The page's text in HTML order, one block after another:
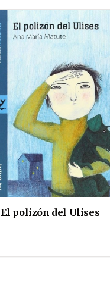
El polizón del Ulises